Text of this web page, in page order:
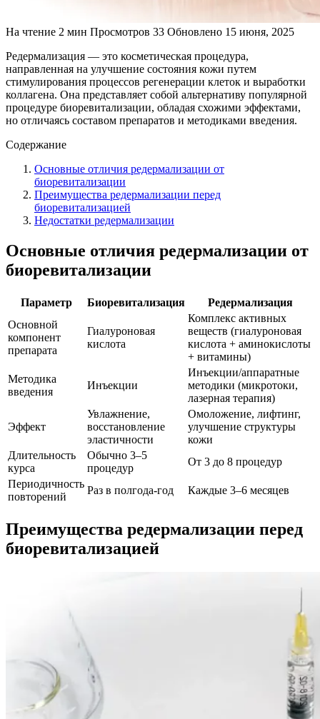
На чтение 2 мин Просмотров 33 Обновлено 15 июня, 2025
Редермализация — это косметическая процедура,
направленная на улучшение состояния кожи путем
стимулирования процессов регенерации клеток и выработки
коллагена. Она представляет собой альтернативу популярной
процедуре биоревитализации, обладая схожими эффектами,
но отличаясь составом препаратов и методиками введения.
Содержание
Основные отличия редермализации от
биоревитализации
Преимущества редермализации перед
биоревитализацией
Недостатки редермализации
Основные отличия редермализации от
биоревитализации
Параметр Биоревитализация
Редермализация
Основной
компонент
препарата
Гиалуроновая
кислота
Комплекс активных
веществ (гиалуроновая
кислота + аминокислоты
+ витамины)
Методика
введения
Инъекции
Инъекции/аппаратные
методики (микротоки,
лазерная терапия)
Эффект
Увлажнение,
восстановление
эластичности
Омоложение, лифтинг,
улучшение структуры
кожи
Длительность
курса
Обычно 3–5
процедур
От 3 до 8 процедур
Периодичность
повторений
Раз в полгода-год Каждые 3–6 месяцев
Преимущества редермализации перед
биоревитализацией